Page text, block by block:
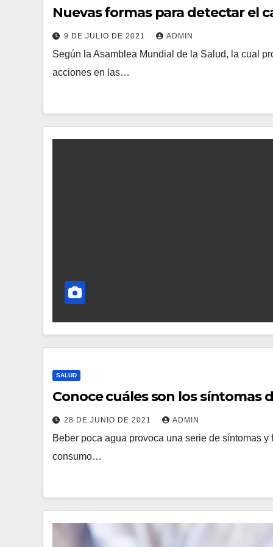
Nuevas formas para detectar el
9 DE JULIO DE 2021 ADMIN
Según la Asamblea Mundial de la Salud, la cual
acciones en las…
SALUD
Conoce cuáles son los síntomas
28 DE JUNIO DE 2021 ADMIN
Beber poca agua provoca una serie de síntomas
consumo…